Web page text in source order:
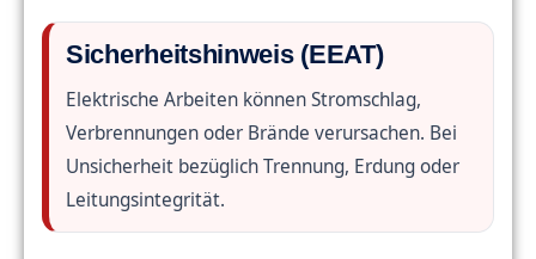
Sicherheitshinweis (EEAT)
Elektrische Arbeiten können Stromschlag,
Verbrennungen oder Brände verursachen. Bei
Unsicherheit bezüglich Trennung, Erdung oder
Leitungsintegrität.